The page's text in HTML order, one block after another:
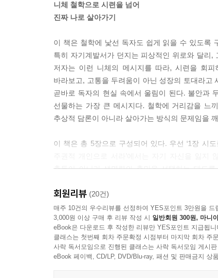
--- 「1장 시도를 멈추는 순간 삶도 멈춘다」 중에서
이 우리 시대의 유약함의 증상이라고 진단한다.
에서 이러한 사실이 목도된다. 그리고 세상이 허
청년의 의지박약과 허무주의를 시대의 병으로 진
재(unicum)라는 사실을 잊지 말라는 것이다. 그러
목소리를 들을 수 없다면, 웅변적으로 들리는 이
재자는 엄밀히 말해 모두 다 이 명제에 귀속된다.
화와 적극적인 도전이 만들어낸다. 자기 속의 혼
방향을 부여하는 일, 내 안에서 의미 있는 인류와
--- 「2장 군중을 넘어 주권적 개인으로 서라」 중
내부로부터 언제나 새롭게 솟구치는 넘치는 힘과
하는 모험적인 기획들에 걸림돌이 된다. 그래도
니체 철학으로 시련을 넘어
진짜 나로 살아가기
이 책은 철학에 낯선 독자도 쉽게 읽을 수 있도록
특히 자기계발서가 던지는 피상적인 위로와 달리
저자는 이런 니체의 메시지를 따라, 시련을 회
바라보고, 고통을 두려움이 아닌 성장의 토대라고
곧바로 독자의 현실 속에서 울림이 된다. 불안과
선물하는 가장 큰 메시지다. 철학에 거리감을 느
추상적 담론이 아니라 살아가는 방식의 문제임을
이 책은 총 5장으로 구성되어 있다. 우선 ‘1장 시
충동이 아니라 생명력의 충만을 선택하는 태도
제시한다. 각 장은 추상적 담론이 아니라, 일상에
독자들의 추천사
은퇴 후 삶의 의미를 잃고 허무감에 빠져 있었다.
더 단단해질 수 있다는 니체의 메시지가 큰 힘이
회원리뷰 (20건)
매주 10건의 우수리뷰를 선정하여 YES포인트 3만원을 드
3,000원 이상 구매 후 리뷰 작성 시 일반회원 300원, 마니
eBook은 다운로드 후 작성한 리뷰만 YES포인트 지급됩니
클래스는 첫번째 회차 주문확정 시점부터 마지막 회차 주
사락 독서모임으로 진행된 클래스는 사락 독서모임 게시
eBook 페이백, CD/LP, DVD/Blu-ray, 패션 및 판매금지 상